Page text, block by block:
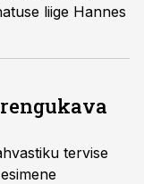
liige Hannes
tervise